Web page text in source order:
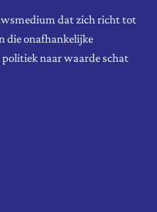
dat zich richt tot
die onafhankelijke
naar waarde schat